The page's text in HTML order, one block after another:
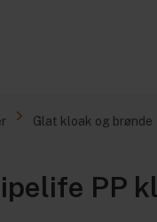
Glat kloak og brønde
PP